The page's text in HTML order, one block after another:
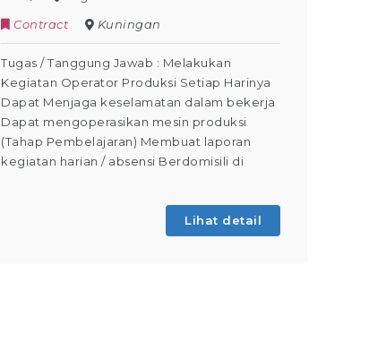
Contract
Kuningan
Tugas / Tanggung Jawab : Melakukan
Kegiatan Operator Produksi Setiap Harinya
Dapat Menjaga keselamatan dalam bekerja
Dapat mengoperasikan mesin produksi
(Tahap Pembelajaran) Membuat laporan
kegiatan harian / absensi Berdomisili di
Lihat detail